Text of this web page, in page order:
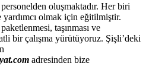
oluşmaktadır. Her biri
yardımcı olmak için eğitilmiştir.
taşınması ve
bir çalışma yürütüyoruz. Şişli’deki
adresinden bize